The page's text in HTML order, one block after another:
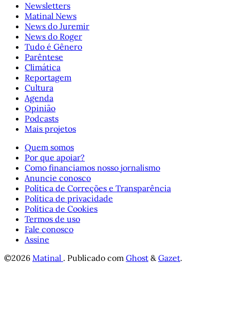
Newsletters
Matinal News
News do Juremir
News do Roger
Tudo é Gênero
Parêntese
Climática
Reportagem
Cultura
Agenda
Opinião
Podcasts
Mais projetos
Quem somos
Por que apoiar?
Como financiamos nosso jornalismo
Anuncie conosco
Política de Correções e Transparência
Política de privacidade
Política de Cookies
Termos de uso
Fale conosco
Assine
©2026 Matinal . Publicado com Ghost &Gazet.